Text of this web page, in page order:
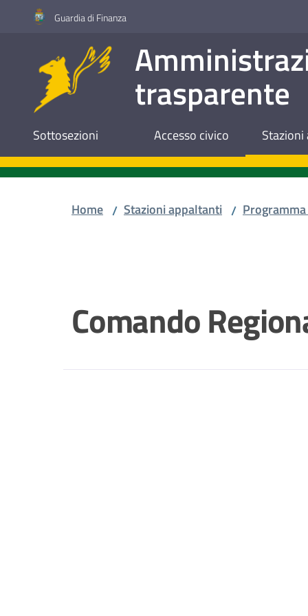
Vai al contenuto
Vai alla navigazione
Vai al footerGuardia di Finanza
trasparente
Sottosezioni Accesso civico Stazioni
Home / Stazioni appaltanti /
Comando